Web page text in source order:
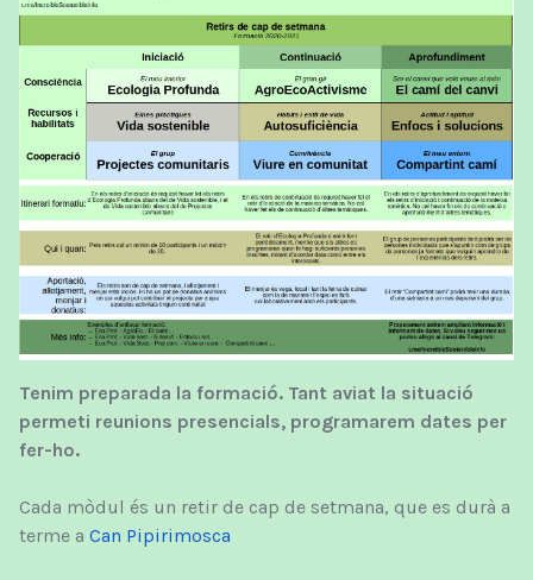
Tenim preparada la formació. Tant aviat la situació
permeti reunions presencials, programarem dates per
fer-ho.
Cada mòdul és un retir de cap de setmana, que es durà a
terme a Can Pipirimosca